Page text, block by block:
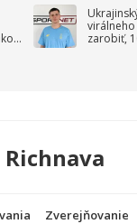
virálneho
zarobiť,
Richnava
Zverejňovanie